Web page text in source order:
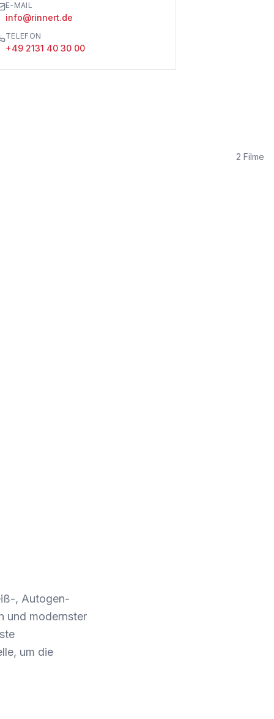
E-MAIL
info@rinnert.de
TELEFON
+49 2131 40 30 00
2 Filme
, Autogen-
und modernster
um die